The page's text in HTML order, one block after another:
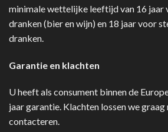
minimale wettelijke leeftijd van 16 jaar
dranken (bier en wijn) en 18 jaar voor
dranken.
Garantie en klachten
U heeft als consument binnen de
jaar garantie. Klachten lossen we
contacteren.